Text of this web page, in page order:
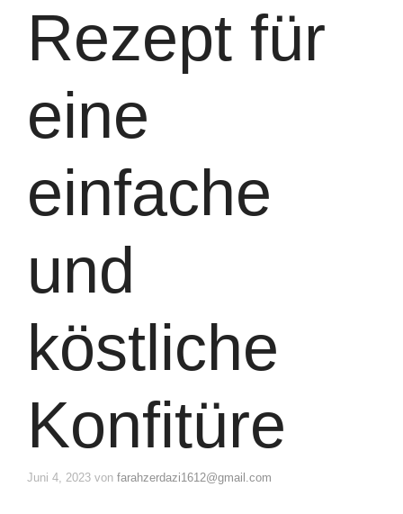
Rezept für
eine
einfache
und
köstliche
Konfitüre
Juni 4, 2023 von farahzerdazi1612@gmail.com